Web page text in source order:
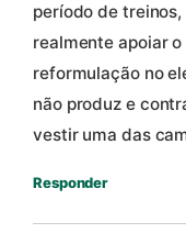
período de
realmente apoiar
reformulação no
não produz e
vestir uma das
Responder